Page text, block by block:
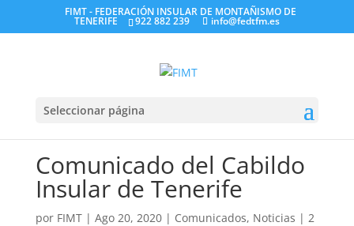
FIMT - FEDERACIÓN INSULAR DE MONTAÑISMO DE
TENERIFE 922 882 239 info@fedtfm.es
Seleccionar página
Comunicado del Cabildo
Insular de Tenerife
por FIMT| Ago 20, 2020| Comunicados, Noticias | 2